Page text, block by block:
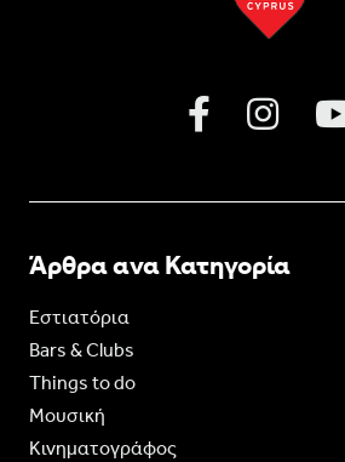
Άρθρα ανα Κατηγορία
Εστιατόρια
Bars & Clubs
Things to do
Moυσική
Κινηματογράφος